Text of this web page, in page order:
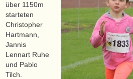
über 1150m
starteten
Christopher
Hartmann,
Jannis
Lennart Ruhe
und Pablo
Tilch.